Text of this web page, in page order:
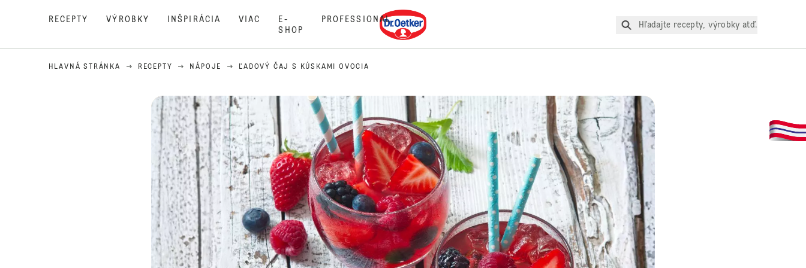
RECEPTY VÝROBKY INŠPIRÁCIA VIAC
E-
SHOP
PROFESSIONAL Dr. Oetker
Hľadajte recepty, výrobky atď.
HLAVNÁ STRÁNKA RECEPTY NÁPOJE ĽADOVÝ ČAJ S KÚSKAMI OVOCIA